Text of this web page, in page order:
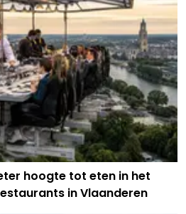
hoogte tot eten in het
in Vlaanderen